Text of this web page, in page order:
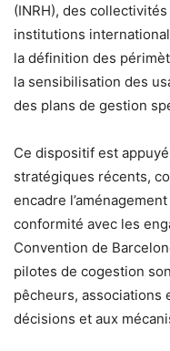
(INRH), des
institutions
la définition des
la sensibilisation des
des plans de gestion
Ce dispositif est
stratégiques récents,
encadre
conformité avec les
Convention de
pilotes de cogestion
pêcheurs, associations
décisions et aux